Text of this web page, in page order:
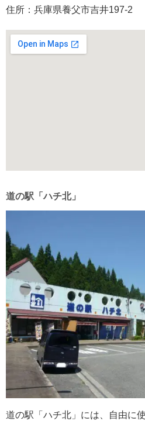
住所：兵庫県養父市吉井197-2
道の駅「ハチ北」
道の駅「ハチ北」には、自由に